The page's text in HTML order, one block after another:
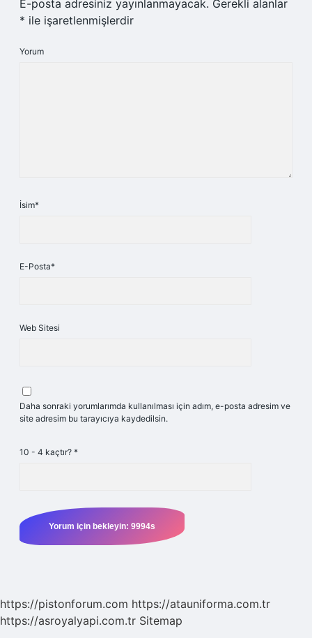
E-posta adresiniz yayınlanmayacak. Gerekli alanlar
* ile işaretlenmişlerdir
Yorum
İsim*
E-Posta*
Web Sitesi
Daha sonraki yorumlarımda kullanılması için adım, e-posta adresim ve
site adresim bu tarayıcıya kaydedilsin.
10 - 4 kaçtır? *
https://pistonforum.com https://atauniforma.com.tr
https://asroyalyapi.com.tr Sitemap